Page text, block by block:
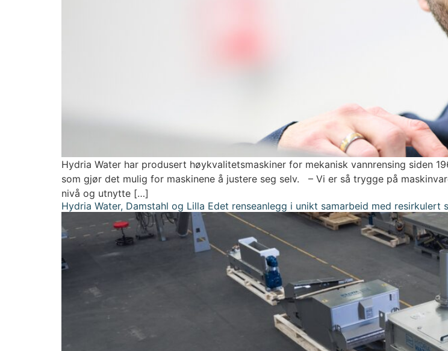
Hydria Water har produsert høykvalitetsmaskiner for mekanisk vannrensing siden
som gjør det mulig for maskinene å justere seg selv. – Vi er så trygge på
nivå og utnytte […]
Hydria Water, Damstahl og Lilla Edet renseanlegg i unikt samarbeid med resirkulert